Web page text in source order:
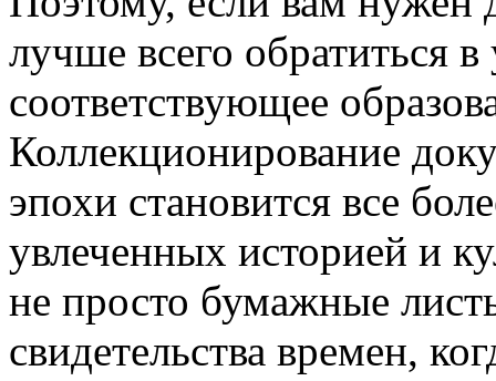
лучше всего обратиться
соответствующее
Коллекционирование
эпохи становится все
увлеченных историей и
не просто бумажные
свидетельства времен,